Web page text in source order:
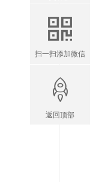
扫一扫添加微信
返回顶部